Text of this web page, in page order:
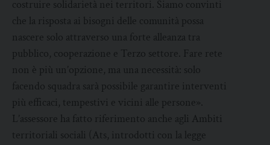
costruire solidarietà nei territori. Siamo convinti
che la risposta ai bisogni delle comunità possa
nascere solo attraverso una forte alleanza tra
pubblico, cooperazione e Terzo settore. Fare rete
non è più un’opzione, ma una necessità: solo
facendo squadra sarà possibile garantire interventi
più efficaci, tempestivi e vicini alle persone».
L’assessore ha fatto riferimento anche agli Ambiti
territoriali sociali (Ats, introdotti con la legge